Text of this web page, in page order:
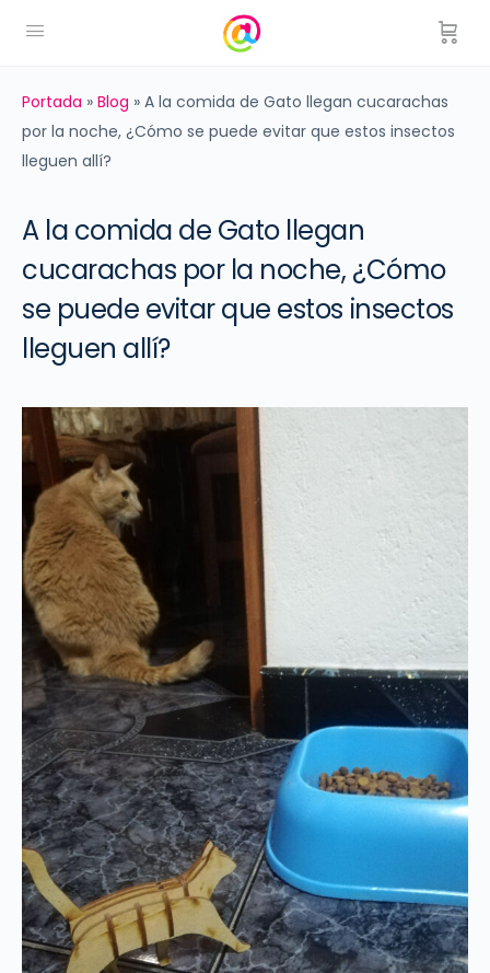
Portada » Blog » A la comida de Gato llegan cucarachas
por la noche, ¿Cómo se puede evitar que estos insectos
lleguen allí?
A la comida de Gato llegan
cucarachas por la noche, ¿Cómo
se puede evitar que estos insectos
lleguen allí?